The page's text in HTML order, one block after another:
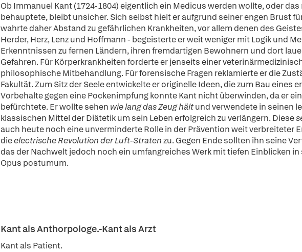
Ob Immanuel Kant (1724-1804) eigentlich ein Medicus werden wollte, oder
behauptete, bleibt unsicher. Sich selbst hielt er aufgrund seiner engen Brust
wahrte daher Abstand zu gefährlichen Krankheiten, vor allem denen des
Herder, Herz, Lenz und Hoffmann - begeisterte er weit weniger mit Logik und
Erkenntnissen zu fernen Ländern, ihren fremdartigen Bewohnern und dort
Gefahren. Für Körperkrankheiten forderte er jenseits einer
philosophische Mitbehandlung. Für forensische Fragen reklamierte er die
Fakultät. Zum Sitz der Seele entwickelte er originelle Ideen, die zum Bau eines
Vorbehalte gegen eine Pockenimpfung konnte Kant nicht überwinden, da er
befürchtete. Er wollte sehen wie lang das Zeug hältund verwendete in seinen
klassischen Mittel der Diätetik um sein Leben erfolgreich zu verlängern. Diese
auch heute noch eine unverminderte Rolle in der Prävention weit verbreiteter
dieelectrische Revolution der Luft-Stratenzu. Gegen Ende sollten ihn seine
das der Nachwelt jedoch noch ein umfangreiches Werk mit tiefen Einblicken
Opus postumum.
Kant als Anthorpologe.-Kant als Arzt
Kant als Patient.